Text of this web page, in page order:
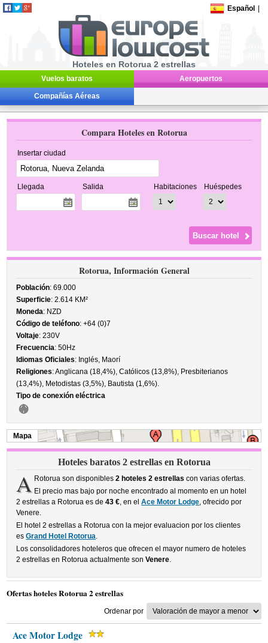
Español
Hoteles en Rotorua 2 estrellas
Vuelos baratos Aeropuertos
Compañías Aéreas
Compara Hoteles en Rotorua
Insertar ciudad
Llegada Salida Habitaciones Huéspedes
Rotorua, Información General
Población: 69.000
Superficie: 2.614 KM²
Moneda: NZD
Código de teléfono: +64 (0)7
Voltaje: 230V
Frecuencia: 50Hz
Idiomas Oficiales: Inglés, Maorí
Religiones: Anglicana (18,4%), Católicos (13,8%), Presbiterianos
(13,4%), Metodistas (3,5%), Bautista (1,6%).
Tipo de conexión eléctrica
Mapa
Hoteles baratos 2 estrellas en Rotorua
A Rotorua son disponibles 2 hoteles 2 estrellas con varias ofertas.
El precio mas bajo por noche encontrado al momento en un hotel
2 estrellas a Rotorua es de43 €, en elAce Motor Lodge, ofrecido por
Venere.
El hotel 2 estrellas a Rotorua con la mejor evaluacion por los clientes
esGrand Hotel Rotorua.
Los consolidadores hoteleros que ofrecen el mayor numero de hoteles
2 estrellas en Rotorua actualmente sonVenere.
Ofertas hoteles Rotorua 2 estrellas
Ordenar por
Ace Motor Lodge